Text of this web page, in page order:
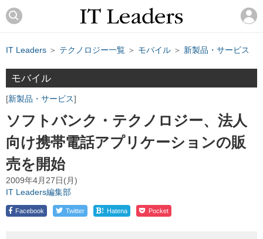
IT Leaders ＞ テクノロジー一覧 ＞ モバイル ＞ 新製品・サービス
モバイル
新製品・サービス
ソフトバンク・テクノロジー、法人
向け携帯電話アプリケーションの販
売を開始
2009年4月27日(月)
IT Leaders編集部
Facebook Twitter ! Hatena Pocket